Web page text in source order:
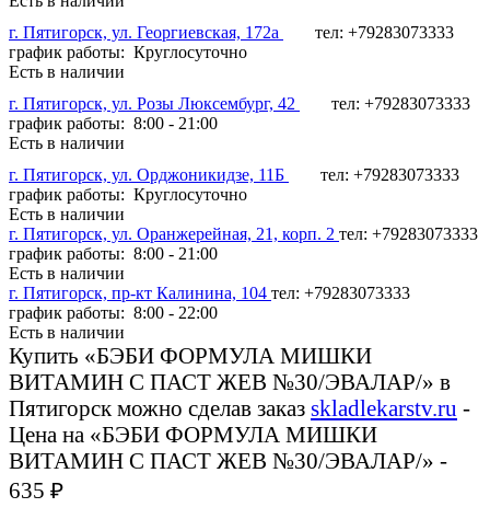
г. Пятигорск, ул. Георгиевская, 172а
тел: +79283073333
график работы: Круглосуточно
Есть в наличии
г. Пятигорск, ул. Розы Люксембург, 42
тел: +79283073333
график работы: 8:00 - 21:00
Есть в наличии
г. Пятигорск, ул. Орджоникидзе, 11Б
тел: +79283073333
график работы: Круглосуточно
Есть в наличии
г. Пятигорск, ул. Оранжерейная, 21, корп. 2 тел: +79283073333
график работы: 8:00 - 21:00
Есть в наличии
г. Пятигорск, пр-кт Калинина, 104 тел: +79283073333
график работы: 8:00 - 22:00
Есть в наличии
Купить «БЭБИ ФОРМУЛА МИШКИ
ВИТАМИН С ПАСТ ЖЕВ №30/ЭВАЛАР/» в
Пятигорск можно сделав заказ skladlekarstv.ru -
Цена на «БЭБИ ФОРМУЛА МИШКИ
ВИТАМИН С ПАСТ ЖЕВ №30/ЭВАЛАР/» -
635 ₽